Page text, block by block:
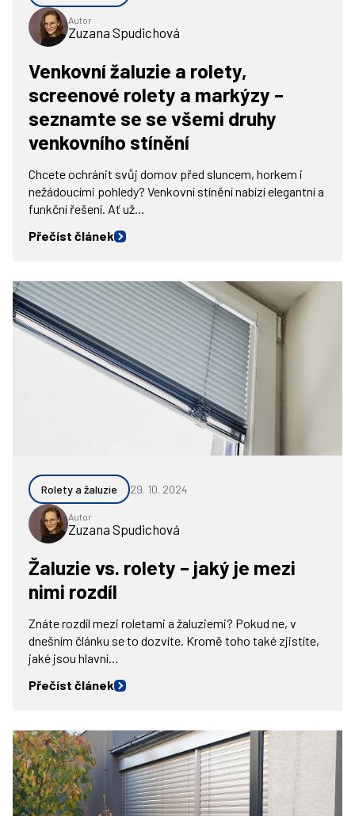
Autor
Zuzana Spudichová
Venkovní žaluzie a rolety,
screenové rolety a markýzy –
seznamte se se všemi druhy
venkovního stínění
Chcete ochránit svůj domov před sluncem, horkem i
nežádoucími pohledy? Venkovní stínění nabízí elegantní a
funkční řešení. Ať už…
Přečíst článek
Rolety a žaluzie 29. 10. 2024
Autor
Zuzana Spudichová
Žaluzie vs. rolety – jaký je mezi
nimi rozdíl
Znáte rozdíl mezi roletami a žaluziemi? Pokud ne, v
dnešním článku se to dozvíte. Kromě toho také zjistíte,
jaké jsou hlavní…
Přečíst článek